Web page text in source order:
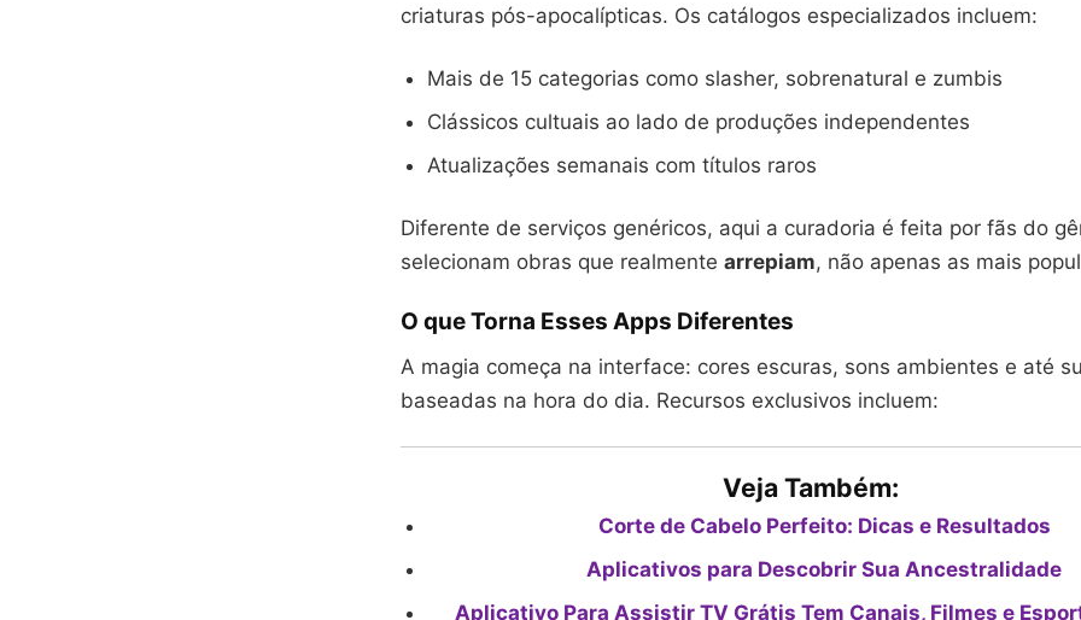
criaturas pós-apocalípticas. Os catálogos especializados incluem:
Mais de 15 categorias como slasher, sobrenatural e zumbis
Clássicos cultuais ao lado de produções independentes
Atualizações semanais com títulos raros
Diferente de serviços genéricos, aqui a curadoria é feita por fãs do
selecionam obras que realmente arrepiam, não apenas as mais
O que Torna Esses Apps Diferentes
A magia começa na interface: cores escuras, sons ambientes e até
baseadas na hora do dia. Recursos exclusivos incluem:
Veja Também:
Corte de Cabelo Perfeito: Dicas e Resultados
Aplicativos para Descobrir Sua Ancestralidade
Aplicativo Para Assistir TV Grátis Tem Canais, Filmes e